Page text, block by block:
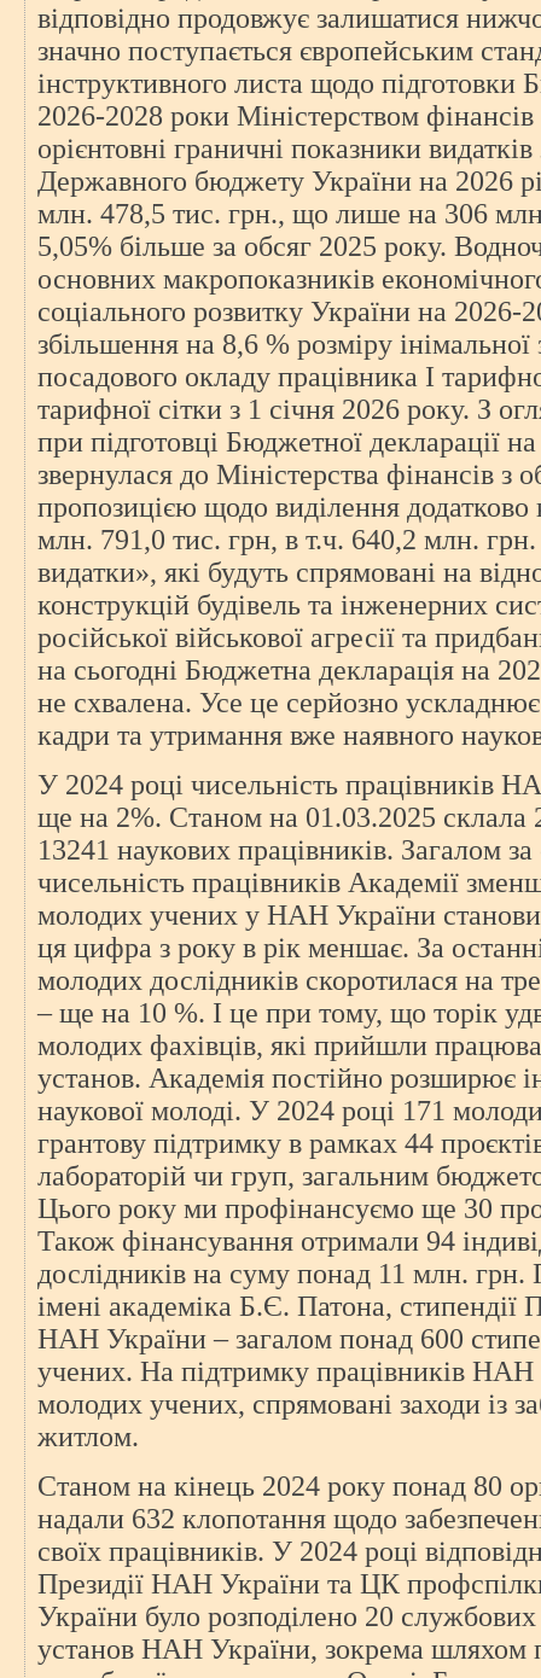
відповідно продовжує залишатися
значно поступається європейським
інструктивного листа щодо підготовки
2026-2028 роки Міністерством
орієнтовні граничні показники
Державного бюджету України на 2026
млн. 478,5 тис. грн., що лише на 306
5,05% більше за обсяг 2025 року.
основних макропоказників
соціального розвитку України на 2026-
збільшення на 8,6 % розміру інімальної
посадового окладу працівника І
тарифної сітки з 1 січня 2026 року. З
при підготовці Бюджетної декларації
звернулася до Міністерства фінансів з
пропозицією щодо виділення
млн. 791,0 тис. грн, в т.ч. 640,2 млн. грн.
видатки», які будуть спрямовані на
конструкцій будівель та інженерних
російської військової агресії та
на сьогодні Бюджетна декларація на
не схвалена. Усе це серйозно
кадри та утримання вже наявного
У 2024 році чисельність працівників
ще на 2%. Станом на 01.03.2025 склала
13241 наукових працівників. Загалом за
чисельність працівників Академії
молодих учених у НАН України
ця цифра з року в рік меншає. За останні
молодих дослідників скоротилася на
– ще на 10 %. І це при тому, що торік
молодих фахівців, які прийшли
установ. Академія постійно розширює
наукової молоді. У 2024 році 171
грантову підтримку в рамках 44
лабораторій чи груп, загальним
Цього року ми профінансуємо ще 30
Також фінансування отримали 94
дослідників на суму понад 11 млн. грн.
імені академіка Б.Є. Патона, стипендії
НАН України – загалом понад 600
учених. На підтримку працівників НАН
молодих учених, спрямовані заходи із
житлом.
Станом на кінець 2024 року понад 80
надали 632 клопотання щодо
своїх працівників. У 2024 році
Президії НАН України та ЦК
України було розподілено 20
установ НАН України, зокрема шляхом